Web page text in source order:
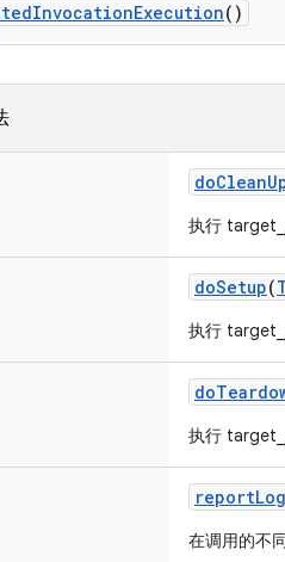
InvocationExecution()
doClean
执行
doSetup(
执行
do
执行
report
在调用的不